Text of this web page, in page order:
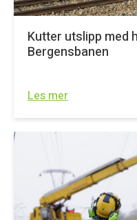
Kutter utslipp med
Bergensbanen
Les mer